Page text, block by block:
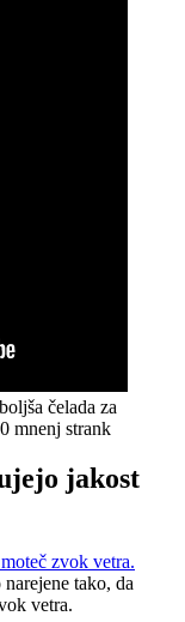
čelada za
mnenj strank
jakost
tako, da
vetra.